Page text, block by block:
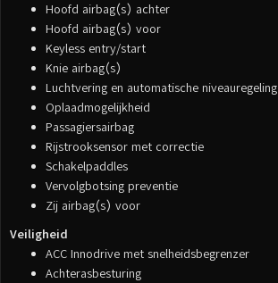
Hoofd airbag(s) achter
Hoofd airbag(s) voor
Keyless entry/start
Knie airbag(s)
Luchtvering en automatische niveauregeling
Oplaadmogelijkheid
Passagiersairbag
Rijstrooksensor met correctie
Schakelpaddles
Vervolgbotsing preventie
Zij airbag(s) voor
Veiligheid
ACC Innodrive met snelheidsbegrenzer
Achterasbesturing